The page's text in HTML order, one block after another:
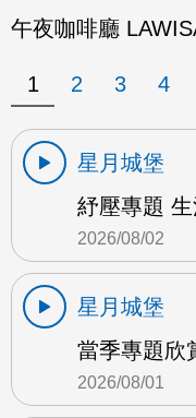
午夜咖啡廳
1 2 3 4
星月城堡
紓壓專題
2026/08/02
星月城堡
當季專題欣
2026/08/01